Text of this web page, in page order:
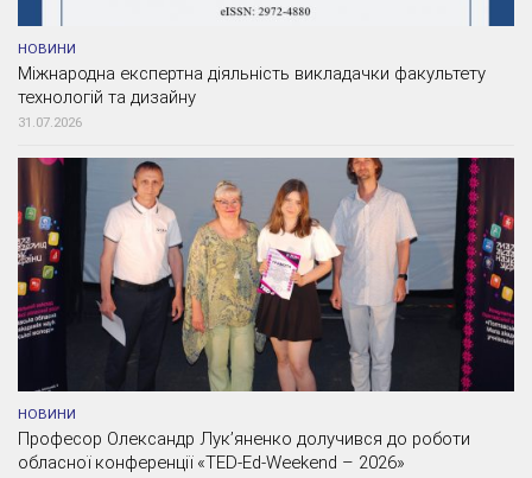
НОВИНИ
Міжнародна експертна діяльність викладачки факультету
технологій та дизайну
31.07.2026
НОВИНИ
Професор Олександр Лук’яненко долучився до роботи
обласної конференції «TED-Ed-Weekend – 2026»